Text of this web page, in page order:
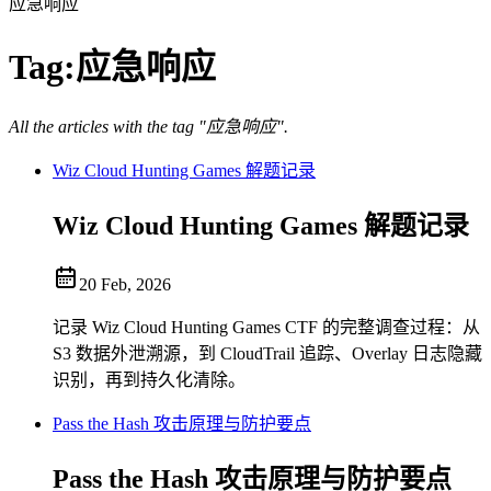
Tag:应急响应
All the articles with the tag "应急响应".
Wiz Cloud Hunting Games 解题记录
Wiz Cloud Hunting Games 解题记录
20 Feb, 2026
记录 Wiz Cloud Hunting Games CTF 的完整调查过程：从
S3 数据外泄溯源，到 CloudTrail 追踪、Overlay 日志隐藏
识别，再到持久化清除。
Pass the Hash 攻击原理与防护要点
Pass the Hash 攻击原理与防护要点